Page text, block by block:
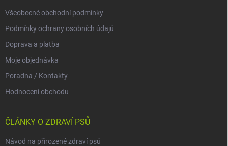
Všeobecné obchodní podmínky
Podmínky ochrany osobních údajů
Doprava a platba
Moje objednávka
Poradna / Kontakty
Hodnocení obchodu
ČLÁNKY O ZDRAVÍ PSŮ
Návod na přirozené zdraví psů